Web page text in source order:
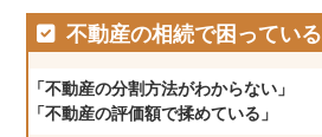
不動産の相続で困っている
「不動産の分割方法がわからない」
「不動産の評価額で揉めている」